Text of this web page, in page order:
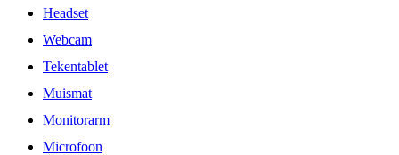
Headset
Webcam
Tekentablet
Muismat
Monitorarm
Microfoon